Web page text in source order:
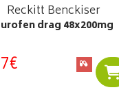
Reckitt Benckiser
drag 48x200mg